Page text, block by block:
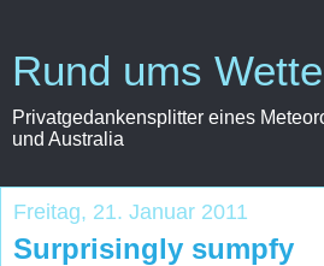
Rund ums
Privatgedankensplitter eines
und Australia
Freitag, 21. Januar 2011
Surprisingly sumpfy